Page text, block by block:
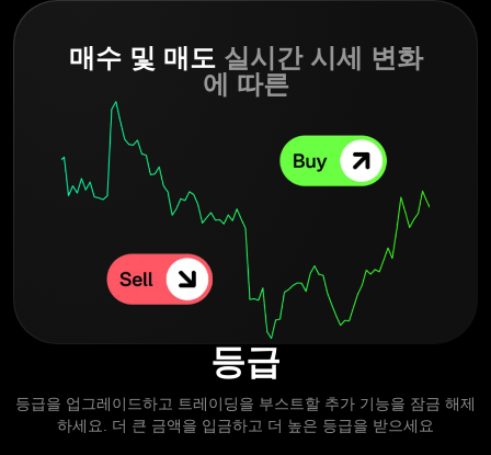
매수 및 매도실시간 시세 변화
에 따른
등급
등급을 업그레이드하고 트레이딩을 부스트할 추가 기능을 잠금 해제
하세요. 더 큰 금액을 입금하고 더 높은 등급을 받으세요